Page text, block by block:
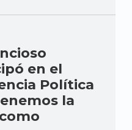
en el
Política
la